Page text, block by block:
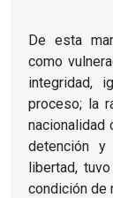
De esta
como
integridad,
proceso; la
nacionalidad
detención y
libertad,
condición de